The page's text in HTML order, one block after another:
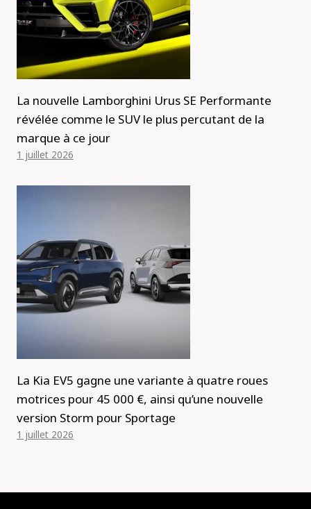
La nouvelle Lamborghini Urus SE Performante
révélée comme le SUV le plus percutant de la
marque à ce jour
1 juillet 2026
La Kia EV5 gagne une variante à quatre roues
motrices pour 45 000 €, ainsi qu’une nouvelle
version Storm pour Sportage
1 juillet 2026